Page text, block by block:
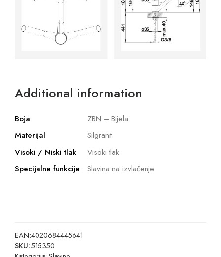
Additional information
Boja
ZBN – Bijela
Materijal
Silgranit
Visoki / Niski tlak
Visoki tlak
Specijalne funkcije
Slavina na izvlačenje
EAN:4020684445641
SKU:515350